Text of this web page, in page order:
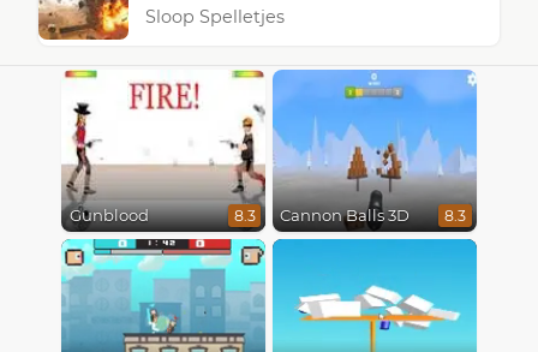
Sloop Spelletjes
Gunblood 8.3 Cannon Balls 3D 8.3